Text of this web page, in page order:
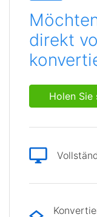
direkt
Holen Sie